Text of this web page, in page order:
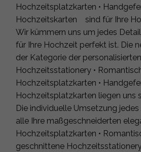
Hochzeitsplatzkarten •
Hochzeitskarten sind für Ihre
Wir kümmern uns um jedes
für Ihre Hochzeit perfekt ist. Die
der Kategorie der
Hochzeitsstationery •
Hochzeitsplatzkarten •
Hochzeitsplatzkarten liegen uns
Die individuelle Umsetzung
alle Ihre maßgeschneiderten
Hochzeitsplatzkarten •
geschnittene